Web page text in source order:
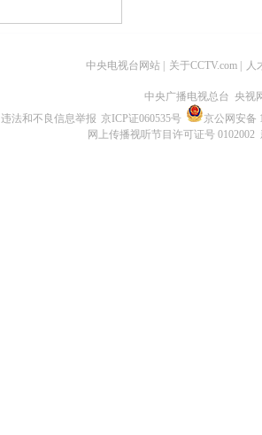
中央电视台网站 关于CCTV.com 人
中央广播电视总台 央视
违法和不良信息举报 京ICP证060535号
京公网安备
网上传播视听节目许可证号 0102002